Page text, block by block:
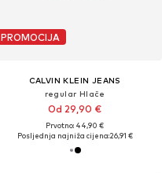
PROMOCIJA
CALVIN KLEIN JEANS
regular Hlače
Od 29,90 €
Prvotno: 44,90 €
Posljednja najniža cijena:26,91 €